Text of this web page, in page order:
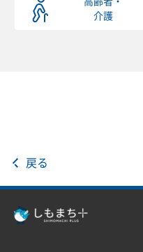
介護
戻る